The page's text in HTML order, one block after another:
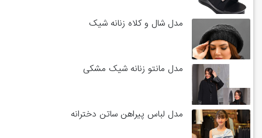
مدل شال و کلاه زنانه شیک
مدل مانتو زنانه شیک مشکی
مدل لباس پیراهن ساتن دخترانه